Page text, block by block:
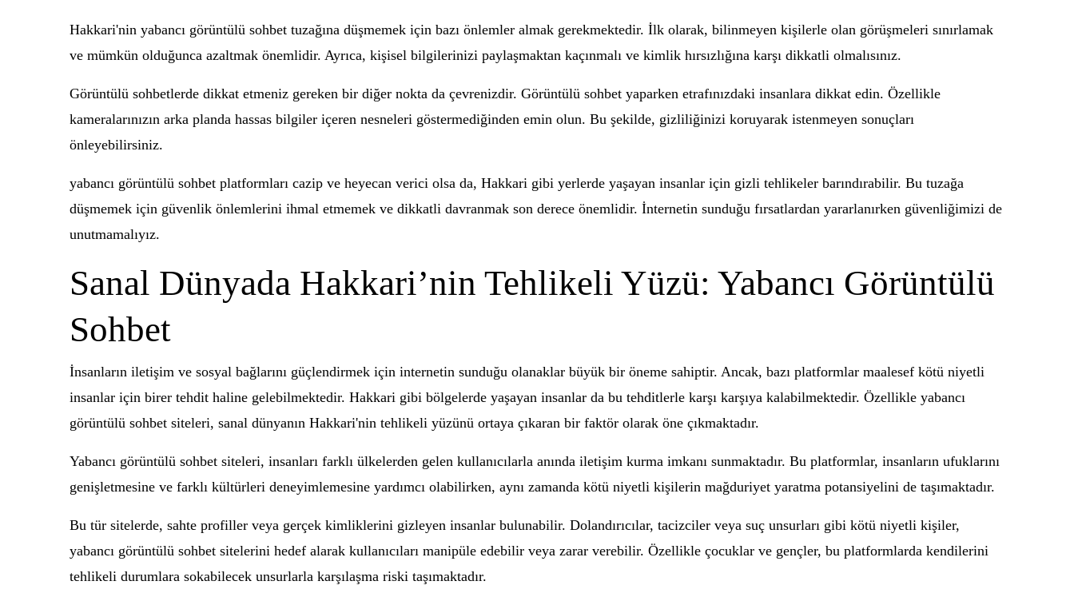
Hakkari'nin yabancı görüntülü sohbet tuzağına düşmemek için bazı önlemler almak gerekmektedir. İlk olarak, bilinmeyen kişilerle olan görüşmeleri sınırlamak
ve mümkün olduğunca azaltmak önemlidir. Ayrıca, kişisel bilgilerinizi paylaşmaktan kaçınmalı ve kimlik hırsızlığına karşı dikkatli olmalısınız.
Görüntülü sohbetlerde dikkat etmeniz gereken bir diğer nokta da çevrenizdir. Görüntülü sohbet yaparken etrafınızdaki insanlara dikkat edin. Özellikle
kameralarınızın arka planda hassas bilgiler içeren nesneleri göstermediğinden emin olun. Bu şekilde, gizliliğinizi koruyarak istenmeyen sonuçları
önleyebilirsiniz.
yabancı görüntülü sohbet platformları cazip ve heyecan verici olsa da, Hakkari gibi yerlerde yaşayan insanlar için gizli tehlikeler barındırabilir. Bu tuzağa
düşmemek için güvenlik önlemlerini ihmal etmemek ve dikkatli davranmak son derece önemlidir. İnternetin sunduğu fırsatlardan yararlanırken güvenliğimizi de
unutmamalıyız.
Sanal Dünyada Hakkari’nin Tehlikeli Yüzü: Yabancı Görüntülü
Sohbet
İnsanların iletişim ve sosyal bağlarını güçlendirmek için internetin sunduğu olanaklar büyük bir öneme sahiptir. Ancak, bazı platformlar maalesef kötü niyetli
insanlar için birer tehdit haline gelebilmektedir. Hakkari gibi bölgelerde yaşayan insanlar da bu tehditlerle karşı karşıya kalabilmektedir. Özellikle yabancı
görüntülü sohbet siteleri, sanal dünyanın Hakkari'nin tehlikeli yüzünü ortaya çıkaran bir faktör olarak öne çıkmaktadır.
Yabancı görüntülü sohbet siteleri, insanları farklı ülkelerden gelen kullanıcılarla anında iletişim kurma imkanı sunmaktadır. Bu platformlar, insanların ufuklarını
genişletmesine ve farklı kültürleri deneyimlemesine yardımcı olabilirken, aynı zamanda kötü niyetli kişilerin mağduriyet yaratma potansiyelini de taşımaktadır.
Bu tür sitelerde, sahte profiller veya gerçek kimliklerini gizleyen insanlar bulunabilir. Dolandırıcılar, tacizciler veya suç unsurları gibi kötü niyetli kişiler,
yabancı görüntülü sohbet sitelerini hedef alarak kullanıcıları manipüle edebilir veya zarar verebilir. Özellikle çocuklar ve gençler, bu platformlarda kendilerini
tehlikeli durumlara sokabilecek unsurlarla karşılaşma riski taşımaktadır.